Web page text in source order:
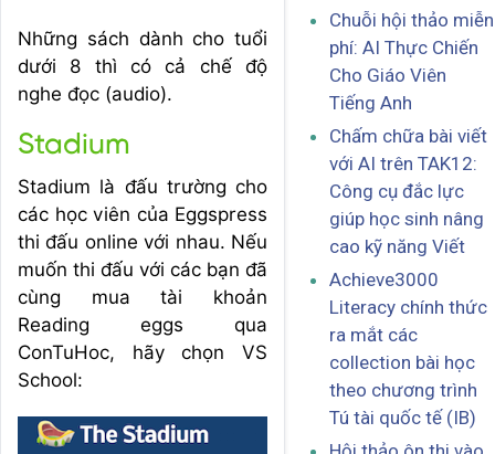
Những sách dành cho tuổi
dưới 8 thì có cả chế độ
nghe đọc (audio).
Stadium
Stadium là đấu trường cho
các học viên của Eggspress
thi đấu online với nhau. Nếu
muốn thi đấu với các bạn đã
cùng mua tài khoản
Reading eggs qua
ConTuHoc, hãy chọn VS
School:
Chuỗi hội thảo miễn
phí: AI Thực Chiến
Cho Giáo Viên
Tiếng Anh
Chấm chữa bài viết
với AI trên TAK12:
Công cụ đắc lực
giúp học sinh nâng
cao kỹ năng Viết
Achieve3000
Literacy chính thức
ra mắt các
collection bài học
theo chương trình
Tú tài quốc tế (IB)